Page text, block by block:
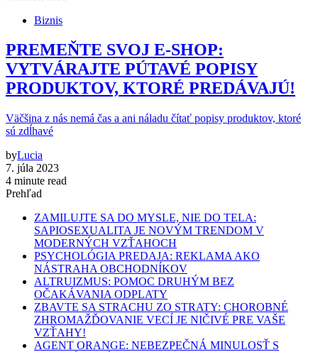
Biznis
PREMEŇTE SVOJ E-SHOP:
VYTVÁRAJTE PÚTAVÉ POPISY
PRODUKTOV, KTORÉ PREDÁVAJÚ!
Väčšina z nás nemá čas a ani náladu čítať popisy produktov, ktoré
sú zdĺhavé
byLucia
7. júla 2023
4 minute read
Prehľad
ZAMILUJTE SA DO MYSLE, NIE DO TELA:
SAPIOSEXUALITA JE NOVÝM TRENDOM V
MODERNÝCH VZŤAHOCH
PSYCHOLÓGIA PREDAJA: REKLAMA AKO
NÁSTRAHA OBCHODNÍKOV
ALTRUIZMUS: POMOC DRUHÝM BEZ
OČAKÁVANIA ODPLATY
ZBAVTE SA STRACHU ZO STRATY: CHOROBNÉ
ZHROMAŽĎOVANIE VECÍ JE NIČIVÉ PRE VAŠE
VZŤAHY!
AGENT ORANGE: NEBEZPEČNÁ MINULOSŤ S